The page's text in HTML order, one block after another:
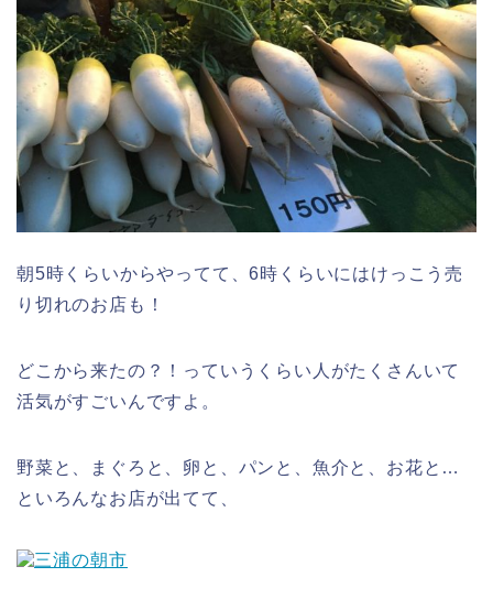
朝5時くらいからやってて、6時くらいにはけっこう売
り切れのお店も！
どこから来たの？！っていうくらい人がたくさんいて
活気がすごいんですよ。
野菜と、まぐろと、卵と、パンと、魚介と、お花と…
といろんなお店が出てて、